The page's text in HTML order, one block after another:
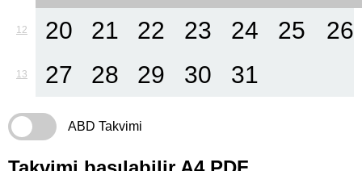
12 20 21 22 23 24 25 26
13 27 28 29 30 31
ABD Takvimi